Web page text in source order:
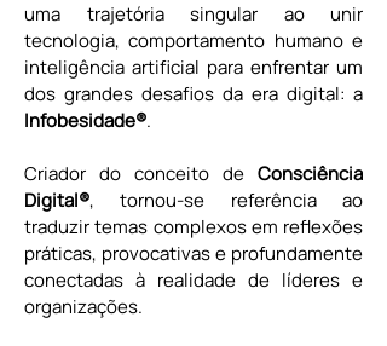
uma trajetória singular ao unir
tecnologia, comportamento humano e
inteligência artificial para enfrentar um
Infobesidade®.
Criador do conceito de Consciência
Digital®, tornou-se referência ao
traduzir temas complexos em reflexões
práticas, provocativas e profundamente
conectadas à realidade de líderes e
organizações.